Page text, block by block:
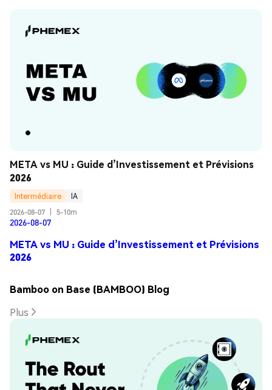
META vs MU : Guide d’Investissement et Prévisions
2026
Intermédiaire
IA
2026-08-07
5-10m
2026-08-07
META vs MU : Guide d’Investissement et Prévisions
2026
Bamboo on Base (BAMBOO) Blog
Plus